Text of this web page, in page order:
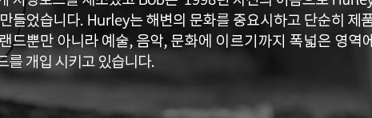
코 라이프 하세요!